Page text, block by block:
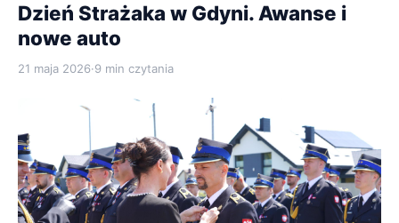
Dzień Strażaka w Gdyni. Awanse i
nowe auto
21 maja 2026·9 min czytania